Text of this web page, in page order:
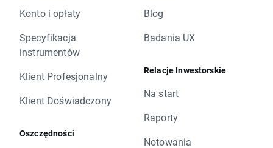
Konto i opłaty
Specyfikacja
instrumentów
Klient Profesjonalny
Klient Doświadczony
Oszczędności
Blog
Badania UX
Relacje Inwestorskie
Na start
Raporty
Notowania